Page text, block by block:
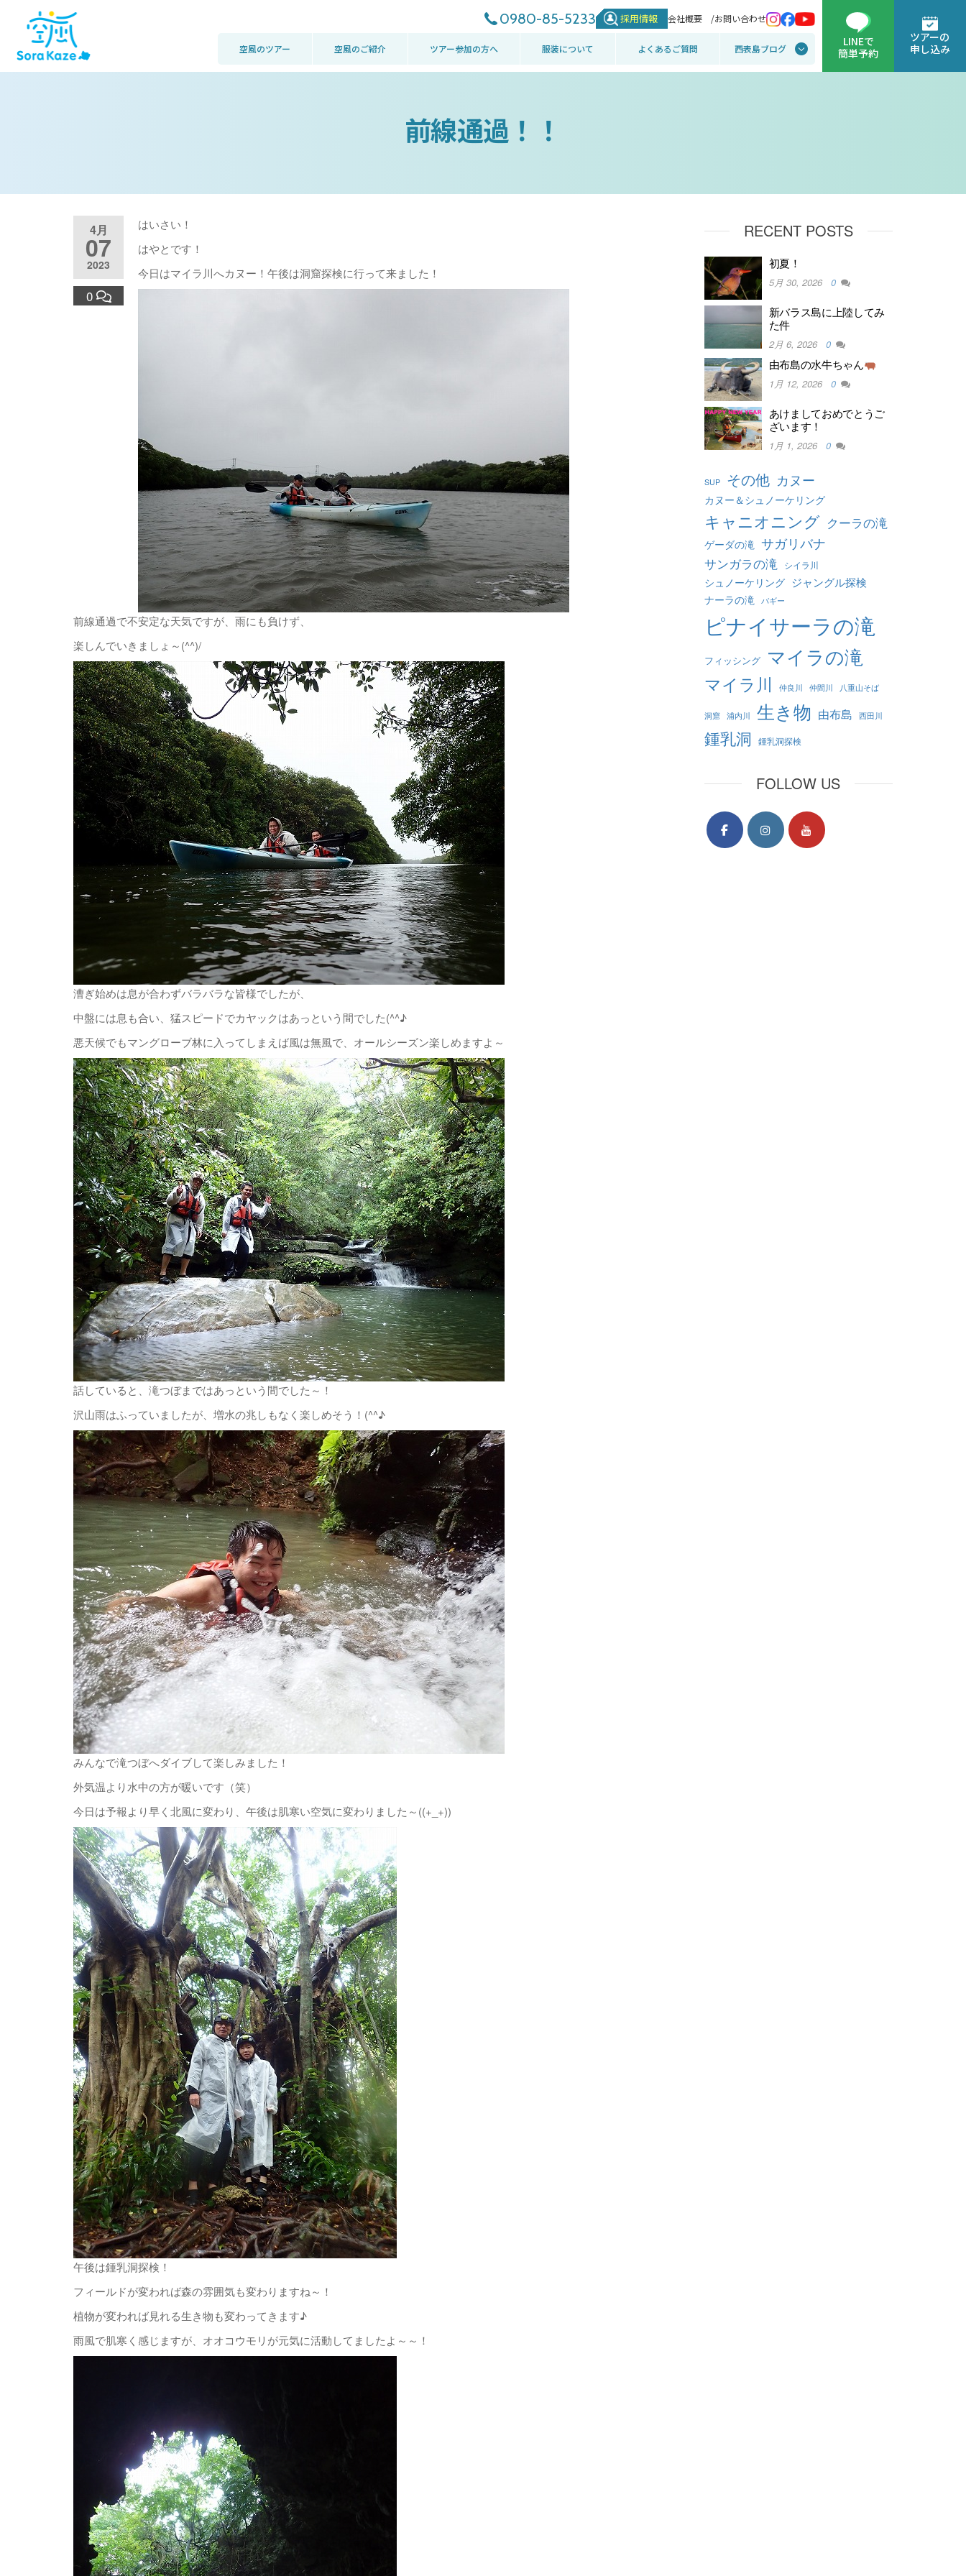
0980-85-5233 採用情報 会社概要 /お問い合わせ
空風のツアー 空風のご紹介 ツアー参加の方へ 服装について よくあるご質問 西表島ブログ
ツアーの
申し込み
LINEで
簡単予約
前線通過！！
4月
07
2023
0
はいさい！
はやとです！
今日はマイラ川へカヌー！午後は洞窟探検に行って来ました！
前線通過で不安定な天気ですが、雨にも負けず、
楽しんでいきましょ～(^^)/
漕ぎ始めは息が合わずバラバラな皆様でしたが、
中盤には息も合い、猛スピードでカヤックはあっという間でした(^^♪
悪天候でもマングローブ林に入ってしまえば風は無風で、オールシーズン楽しめますよ～
話していると、滝つぼまではあっという間でした～！
沢山雨はふっていましたが、増水の兆しもなく楽しめそう！(^^♪
みんなで滝つぼへダイブして楽しみました！
外気温より水中の方が暖いです（笑）
今日は予報より早く北風に変わり、午後は肌寒い空気に変わりました～((+_+))
午後は鍾乳洞探検！
フィールドが変われば森の雰囲気も変わりますね～！
植物が変われば見れる生き物も変わってきます♪
雨風で肌寒く感じますが、オオコウモリが元気に活動してましたよ～～！
RECENT POSTS
初夏！
5月 30, 2026 0
新バラス島に上陸してみ
た件
2月 6, 2026 0
由布島の水牛ちゃん
1月 12, 2026 0
あけましておめでとうご
ざいます！
1月 1, 2026 0
SUP その他 カヌー
カヌー＆シュノーケリング
キャニオニング クーラの滝
ゲーダの滝 サガリバナ
サンガラの滝
シイラ川
シュノーケリング ジャングル探検
ナーラの滝 バギー
ピナイサーラの滝
フィッシング マイラの滝
マイラ川 仲良川 仲間川 八重山そば
洞窟 浦内川 生き物 由布島 西田川
鍾乳洞 鍾乳洞探検
FOLLOW US